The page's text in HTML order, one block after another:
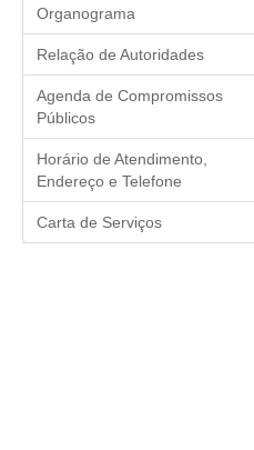
Organograma
Relação de Autoridades
Agenda de Compromissos
Públicos
Horário de Atendimento,
Endereço e Telefone
Carta de Serviços